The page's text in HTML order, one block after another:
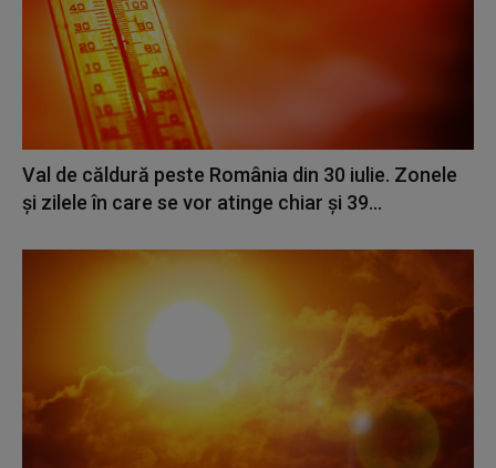
Val de căldură peste România din 30 iulie. Zonele
și zilele în care se vor atinge chiar și 39...